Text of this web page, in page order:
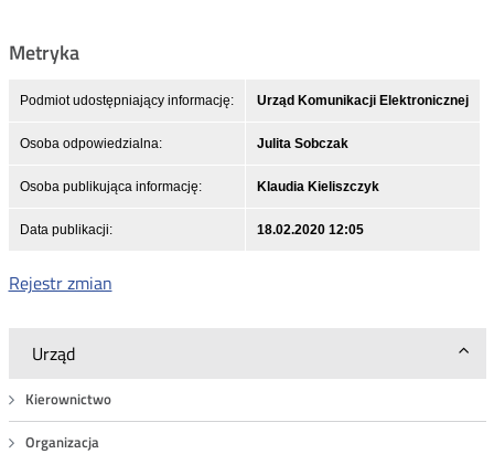
Urząd
Kierownictwo
Organizacja
Metryka
Podmiot udostępniający informację: Urząd Komunikacji Elektronicznej
Osoba odpowiedzialna: Julita Sobczak
Osoba publikująca informację: Klaudia Kieliszczyk
Data publikacji: 18.02.2020 12:05
Rejestr zmian